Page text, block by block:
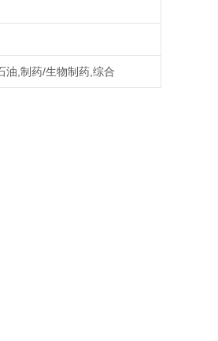
油,制药/生物制药,综合